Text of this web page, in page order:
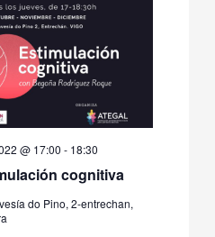
cognitiva
@ 17:00 - 18:30
do Pino, 2-entrechan,